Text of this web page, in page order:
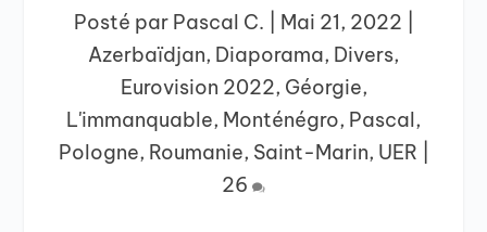
Posté par Pascal C. Mai 21, 2022
Azerbaïdjan, Diaporama, Divers,
Eurovision 2022, Géorgie,
L'immanquable, Monténégro, Pascal,
Pologne, Roumanie, Saint-Marin, UER
26